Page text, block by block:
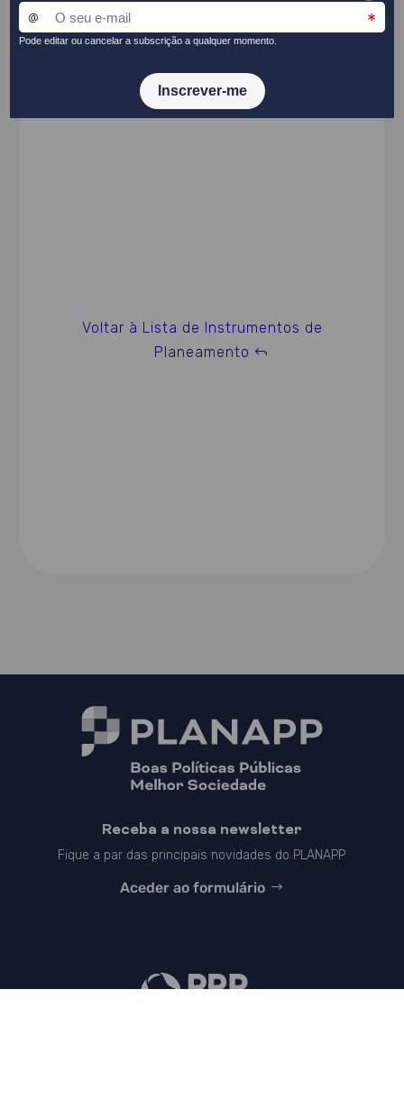
Resolução do Conselho de Ministros n.º
34/2025, de 28 de fevereiro
PARTILHAR NO LINKEDIN
Voltar à Lista de Instrumentos de
Planeamento
Receba a nossa newsletter
Fique a par das principais novidades do PLANAPP
Aceder ao formulário